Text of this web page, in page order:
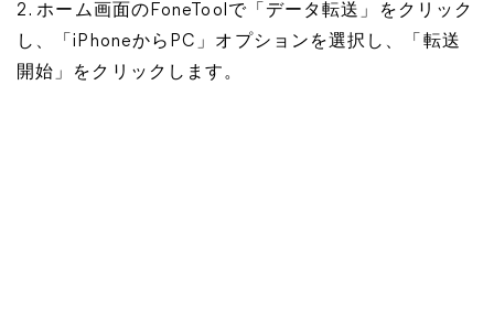
2. ホーム画面のFoneToolで「データ転送」をクリック
し、「iPhoneからPC」オプションを選択し、「転送
開始」をクリックします。